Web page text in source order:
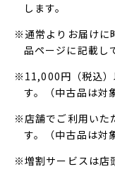
します。
※通常よりお届けに
品ページに記載し
※11,000円（税込）
す。（中古品は対
※店舗でご利用いた
す。（中古品は対
※増割サービスは店